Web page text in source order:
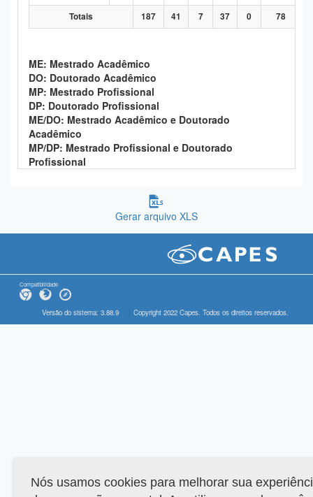
Totais 187 41 7 37 0 78
ME: Mestrado Acadêmico
DO: Doutorado Acadêmico
MP: Mestrado Profissional
DP: Doutorado Profissional
ME/DO: Mestrado Acadêmico e Doutorado
Acadêmico
MP/DP: Mestrado Profissional e Doutorado
Profissional
Gerar arquivo XLS
Compatibilidade
Versão do sistema: 3.88.9 Copyright 2022 Capes. Todos os direitos reservados.
Nós usamos cookies para melhorar sua